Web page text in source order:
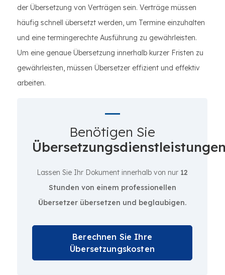
der Übersetzung von Verträgen sein. Verträge müssen
häufig schnell übersetzt werden, um Termine einzuhalten
und eine termingerechte Ausführung zu gewährleisten.
Um eine genaue Übersetzung innerhalb kurzer Fristen zu
gewährleisten, müssen Übersetzer effizient und effektiv
arbeiten.
Benötigen Sie
Lassen Sie Ihr Dokument innerhalb von nur 12
Stunden von einem professionellen
Übersetzer übersetzen und beglaubigen.
Berechnen Sie Ihre
Übersetzungskosten